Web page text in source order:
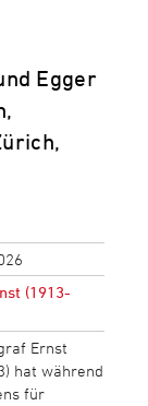
Egger
(1913-
Ernst
hat während
für